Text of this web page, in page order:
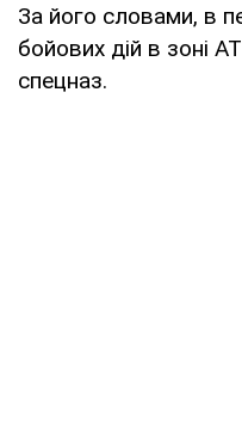
За його словами, в
бойових дій в зоні
спецназ.